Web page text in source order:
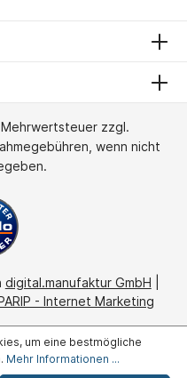
zzgl.
wenn nicht
digital.manufaktur GmbH
- Internet Marketing
um eine bestmögliche
Mehr Informationen ...